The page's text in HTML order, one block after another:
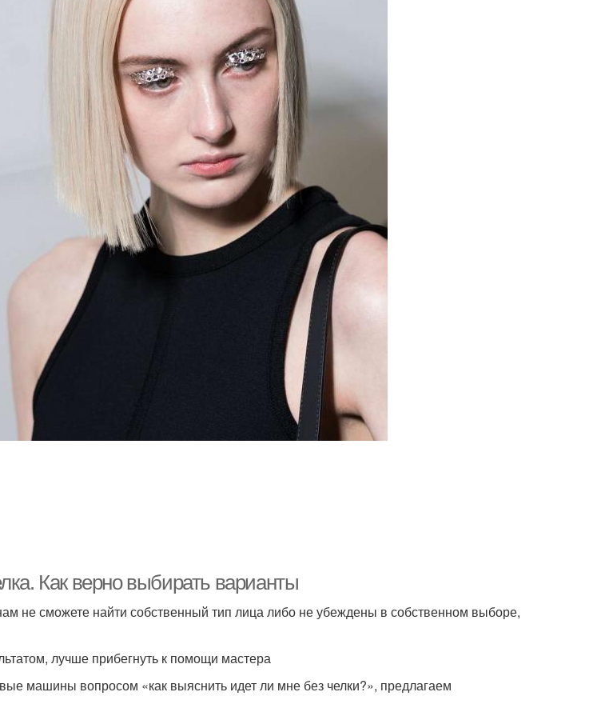
Как верно выбирать варианты
не сможете найти собственный тип лица либо не убеждены в собственном выборе,
лучше прибегнуть к помощи мастера
машины вопросом «как выяснить идет ли мне без челки?», предлагаем